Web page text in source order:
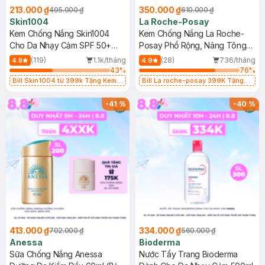
213.000 ₫495.000 ₫
Skin1004
Kem Chống Nắng Skin1004
Cho Da Nhạy Cảm SPF 50+
50ml
4.8 (119)
1.1k/tháng
43%
Bill Skin1004 từ 399k Tặng Kem
SPF 50+ 20ml (SL Có Hạn)
350.000 ₫610.000 ₫
La Roche-Posay
Kem Chống Nắng La Roche-
Posay Phổ Rộng, Nâng Tông
Kiềm Dầu 50ml
4.9 (28)
736/tháng
76%
Bill La roche-posay 399K Tặng
(SL có hạn)
-41%
413.000 ₫702.000 ₫
Anessa
Sữa Chống Nắng Anessa
-40%
334.000 ₫560.000 ₫
Bioderma
Nước Tẩy Trang Bioderma